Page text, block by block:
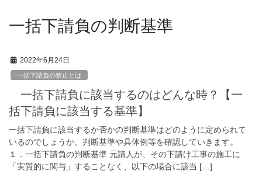
一括下請負の判断基準
2022年6月24日
一括下請負の禁止とは
一括下請負に該当するのはどんな時？【一
括下請負に該当する基準】
一括下請負に該当するか否かの判断基準はどのように定められて
いるのでしょうか。判断基準や具体例等を確認していきます。
１．一括下請負の判断基準 元請人が、その下請け工事の施工に
「実質的に関与」することなく、以下の場合に該当 […]